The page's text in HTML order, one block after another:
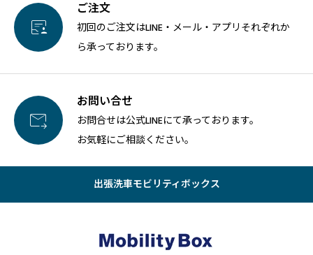

ご注文
初回のご注文はLINE・メール・アプリそれぞれか
ら承っております。

お問い合せ
お問合せは公式LINEにて承っております。
お気軽にご相談ください。
出張洗車モビリティボックス